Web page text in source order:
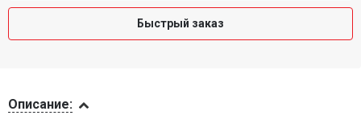
Быстрый заказ
Описание: